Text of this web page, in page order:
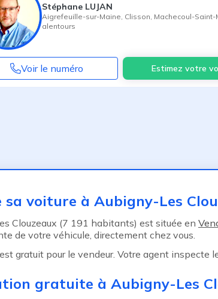
Stéphane LUJAN
Aigrefeuille-sur-Maine Clisson Machecoul-Saint-
alentours
Voir le numéro Estimez votre
sa voiture à Aubigny-Les
Clouzeaux (7 191 habitants) est située en
de votre véhicule, directement chez vous.
gratuit pour le vendeur. Votre agent inspecte
gratuite à Aubigny-Les